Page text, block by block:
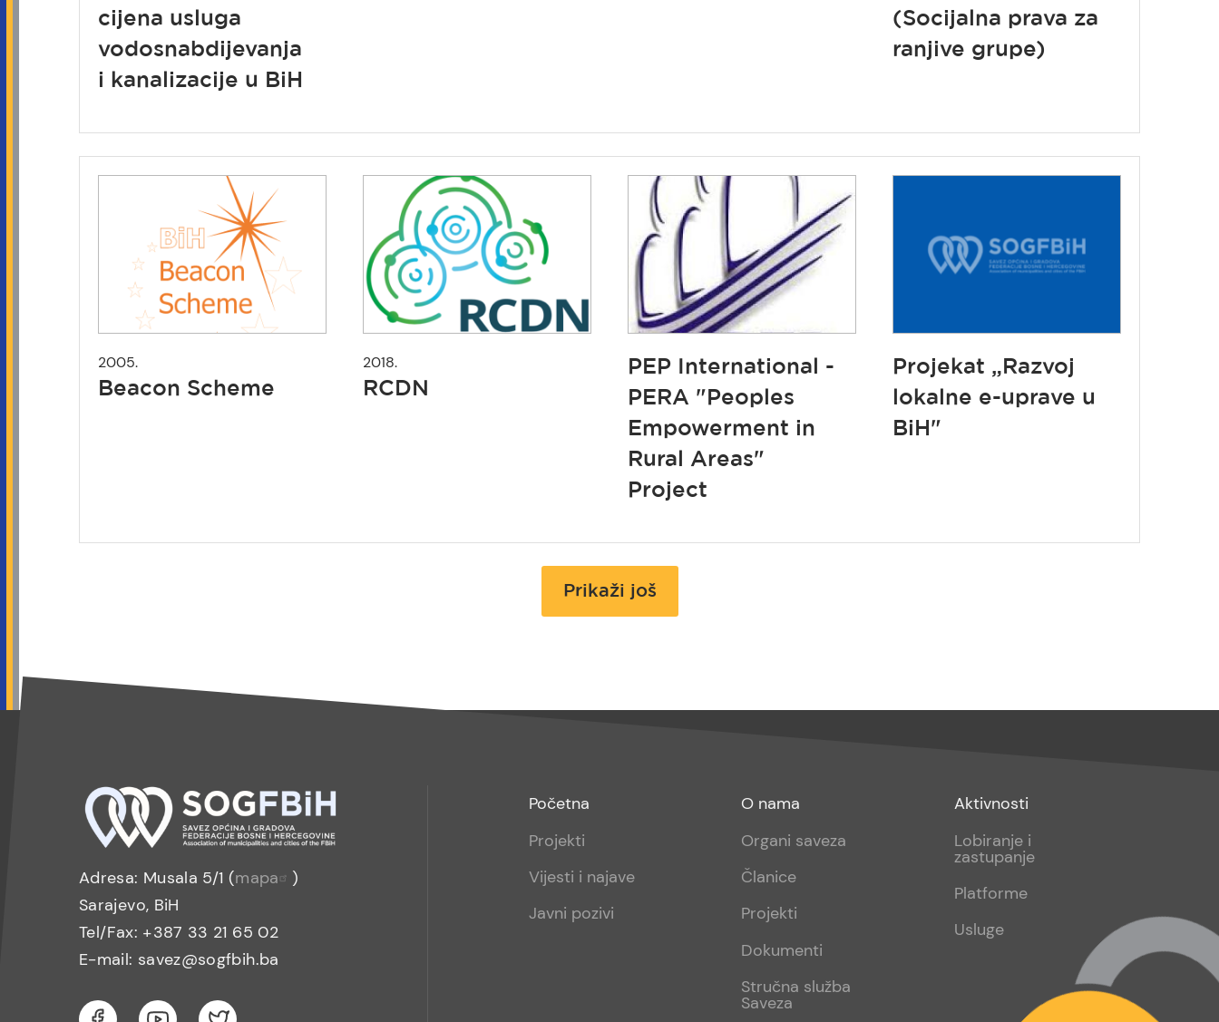
cijena usluga
vodosnabdijevanja
i kanalizacije u BiH
(Socijalna prava za
ranjive grupe)
2005.
Beacon Scheme
2018.
RCDN
PEP International -
PERA "Peoples
Empowerment in
Rural Areas"
Project
Projekat „Razvoj
lokalne e-uprave u
BiH"
Prikaži još
Adresa: Musala 5/1 (mapa
)
Sarajevo, BiH
Tel/Fax: +387 33 21 65 02
E-mail: savez@sogfbih.ba
Footer
menu
Početna
Projekti
Vijesti i najave
Javni pozivi
Footer
sub
O nama
Organi saveza
Članice
Projekti
Dokumenti
Stručna služba
Saveza
Footer
sub
Aktivnosti
Lobiranje i
zastupanje
Platforme
Usluge